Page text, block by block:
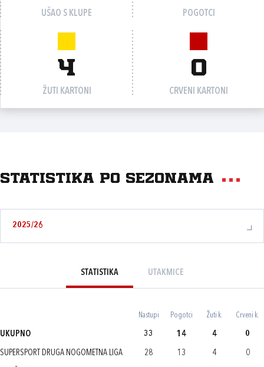
UŠAO S KLUPE POGOTCI
4
ŽUTI KARTONI
0
CRVENI KARTONI
Statistika po sezonama
2025/26
STATISTIKA UTAKMICE
Nastupi Pogotci Žuti k. Crveni k.
UKUPNO 33 14 4 0
SUPERSPORT DRUGA NOGOMETNA LIGA 28 13 4 0